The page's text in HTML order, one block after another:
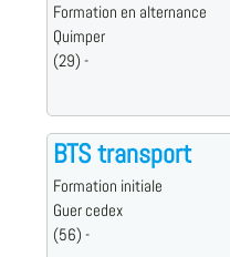
Formation en alternance
Quimper
(29) -
BTS transport
Formation initiale
Guer cedex
(56) -